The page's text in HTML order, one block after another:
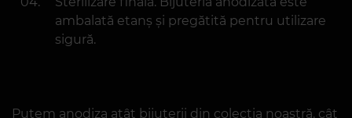
ambalată etanș și pregătită pentru utilizare
sigură.
Putem anodiza atât bijuterii din colecția noastră, cât